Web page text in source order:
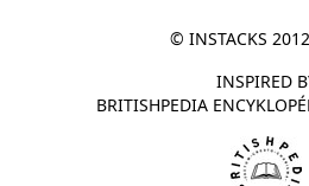
© INSTACKS
INSPIRED
BRITISHPEDIA